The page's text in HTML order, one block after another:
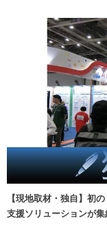
【現地取材・独自】初
支援ソリューションが集